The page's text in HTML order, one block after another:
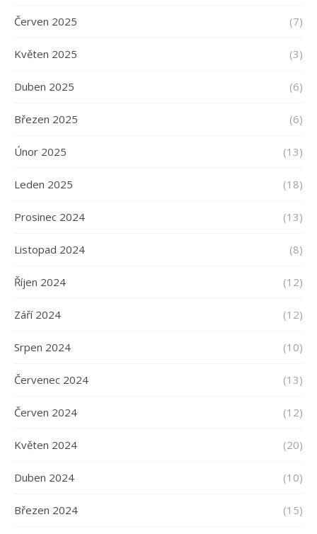
Červen 2025 (7)
Květen 2025 (3)
Duben 2025 (6)
Březen 2025 (6)
Únor 2025 (13)
Leden 2025 (18)
Prosinec 2024 (13)
Listopad 2024 (8)
Říjen 2024 (12)
Září 2024 (12)
Srpen 2024 (10)
Červenec 2024 (13)
Červen 2024 (12)
Květen 2024 (20)
Duben 2024 (10)
Březen 2024 (15)